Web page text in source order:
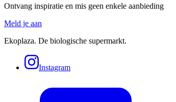
Ontvang inspiratie en mis geen enkele aanbieding
Meld je aan
Ekoplaza. De biologische supermarkt.
Instagram